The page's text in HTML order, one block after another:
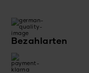
Bezahlarten